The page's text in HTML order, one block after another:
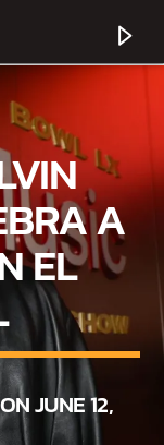
A
EL
JUNE 12,